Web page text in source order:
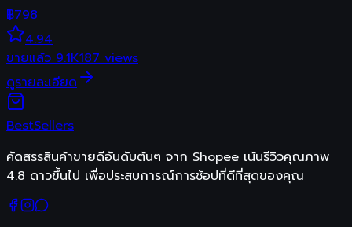
฿798
4.94
ขายแล้ว 9.1K187 views
ดูรายละเอียด
BestSellers
คัดสรรสินค้าขายดีอันดับต้นๆ จาก Shopee เน้นรีวิวคุณภาพ
4.8 ดาวขึ้นไป เพื่อประสบการณ์การช้อปที่ดีที่สุดของคุณ